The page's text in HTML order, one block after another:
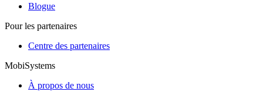
Blogue
Pour les partenaires
Centre des partenaires
MobiSystems
À propos de nous